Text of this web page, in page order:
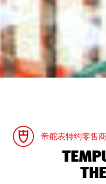
帝舵表特约零售商